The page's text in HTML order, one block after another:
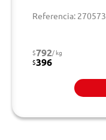
Referencia: 270573
$792/ kg
$396